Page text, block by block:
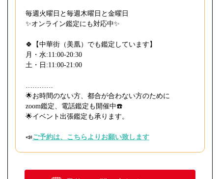
毎週火曜日と毎週木曜日と金曜日
⁡✨オンライン鑑定にも対応中✨
🍀【中華街（美凰）でも鑑定しています】
月・水:11:00-20:30
土・日:11:00-21:00
🌟お時間のない方、都合が合わない方のために
zoom鑑定、電話鑑定も開催中☎️
⁡🌟イベント出張鑑定も承ります。
📣ご予約は、こちらよりお願い致します